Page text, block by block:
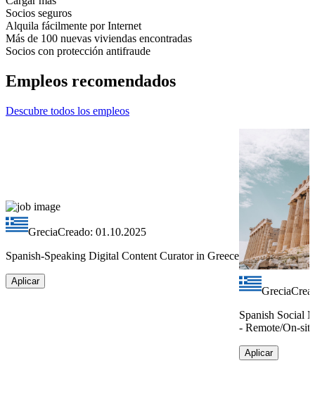
Socios seguros
Alquila fácilmente por Internet
Más de 100 nuevas viviendas encontradas
Socios con protección antifraude
Empleos recomendados
Descubre todos los empleos
GreciaCreado: 01.10.2025
Spanish-Speaking Digital Content Curator in Greece
Aplicar
Grecia
Spanish Social
- Remote/On-site
Aplicar